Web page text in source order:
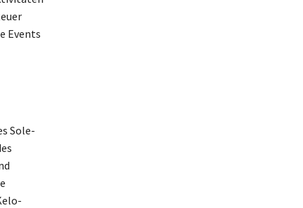
Events
Sole-